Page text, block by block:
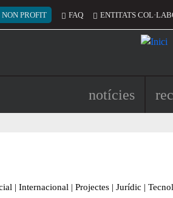
del compte d'usuari
NON PROFIT FAQ ENTITATS
Navegació
notícies
| Internacional | Projectes | Jurídic |